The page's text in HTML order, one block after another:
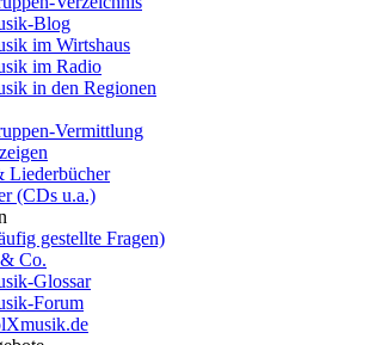
Blog
im Wirtshaus
im Radio
in den Regionen
Vermittlung
Liederbücher
(CDs u.a.)
gestellte Fragen)
Co.
Glossar
Forum